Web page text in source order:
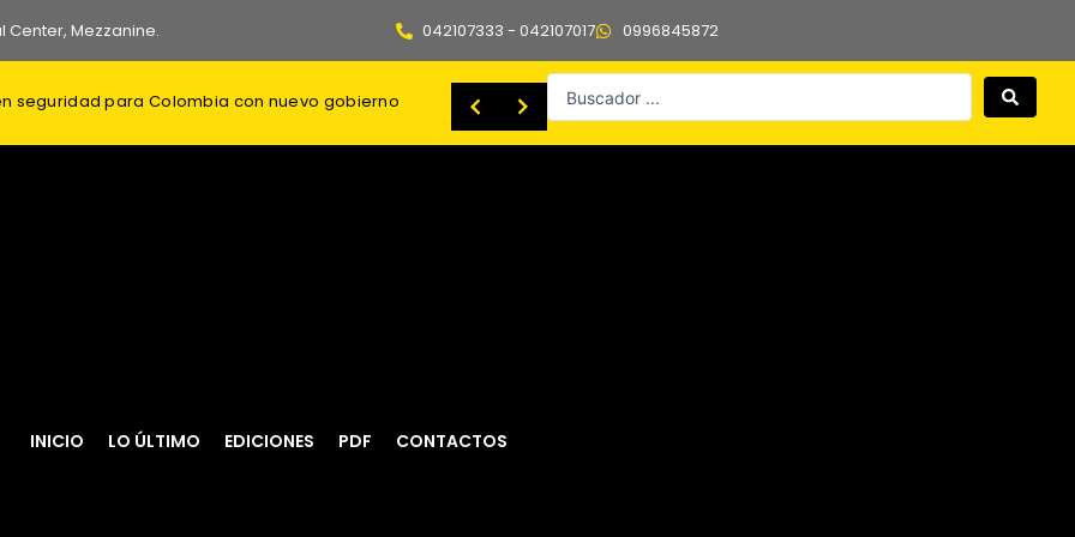
Center, Mezzanine. 042107333 - 042107017 0996845872
su “alter ego”: José Julio Neira
Search
INICIO LO ÚLTIMO EDICIONES PDF CONTACTOS